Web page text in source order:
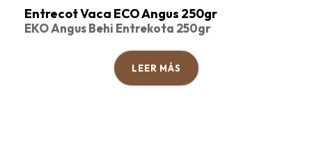
Entrecot Vaca ECO Angus 250gr
EKO Angus Behi Entrekota 250gr
LEER MÁS